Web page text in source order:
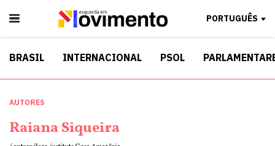
PORTUGUÊS
BRASIL INTERNACIONAL PSOL
AUTORES
Raiana Siqueira